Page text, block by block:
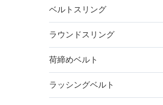
ベルトスリング
ラウンドスリング
荷締めベルト
ラッシングベルト